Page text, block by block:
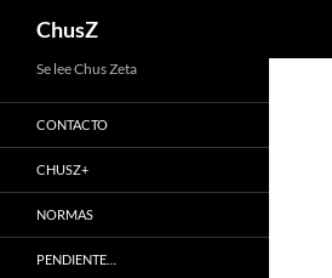
Saltar
al
contenido
ChusZ
Se lee Chus Zeta
CONTACTO
CHUSZ+
NORMAS
PENDIENTE…